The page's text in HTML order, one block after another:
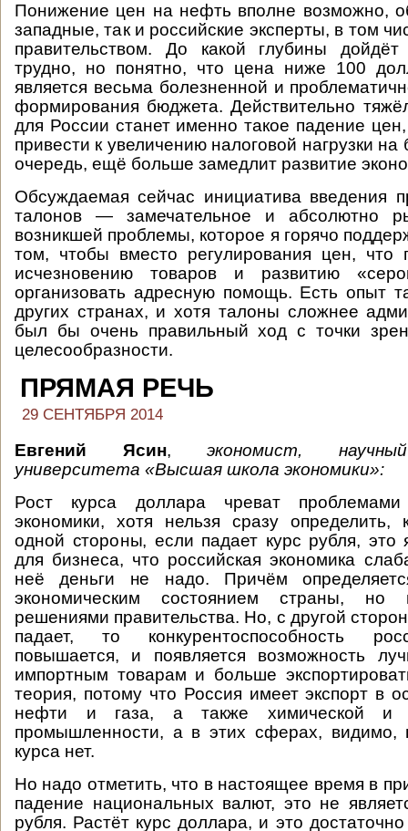
Понижение цен на нефть вполне возможно,
западные, так и российские эксперты, в том
правительством. До какой глубины дойдёт
трудно, но понятно, что цена ниже 100
является весьма болезненной и
формирования бюджета. Действительно
для России станет именно такое падение
привести к увеличению налоговой нагрузки на
очередь, ещё больше замедлит развитие
Обсуждаемая сейчас инициатива введения
талонов — замечательное и абсолютно
возникшей проблемы, которое я горячо
том, чтобы вместо регулирования цен, что
исчезновению товаров и развитию
организовать адресную помощь. Есть опыт
других странах, и хотя талоны сложнее
был бы очень правильный ход с точки
целесообразности.
ПРЯМАЯ РЕЧЬ
29 СЕНТЯБРЯ 2014
Евгений Ясин,экономист,
университета «Высшая школа экономики»:
Рост курса доллара чреват
экономики, хотя нельзя сразу
одной стороны, если падает курс рубля, это
для бизнеса, что российская экономика
неё деньги не надо. Причём
экономическим состоянием страны, но
решениями правительства. Но, с другой
падает, то конкурентоспособность
повышается, и появляется возможность
импортным товарам и больше
теория, потому что Россия имеет экспорт в
нефти и газа, а также химической и
промышленности, а в этих сферах, видимо,
курса нет.
Но надо отметить, что в настоящее время в
падение национальных валют, это не
рубля. Растёт курс доллара, и это